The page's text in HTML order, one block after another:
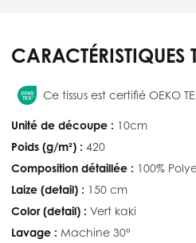
CARACTÉRISTIQUES
Ce tissus est certifié OEKO
Unité de découpe : 10cm
Poids (g/m²) : 420
Composition détaillée : 100%
Laize (detail) : 150 cm
Color (detail) : Vert kaki
Lavage : Machine 30°